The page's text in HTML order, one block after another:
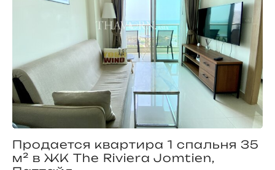
Продается квартира 1 спальня 35
м² в ЖК The Riviera Jomtien,